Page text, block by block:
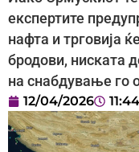
експертите
нафта и трговија
бродови, ниската
на снабдување го
12/04/2026 11:44